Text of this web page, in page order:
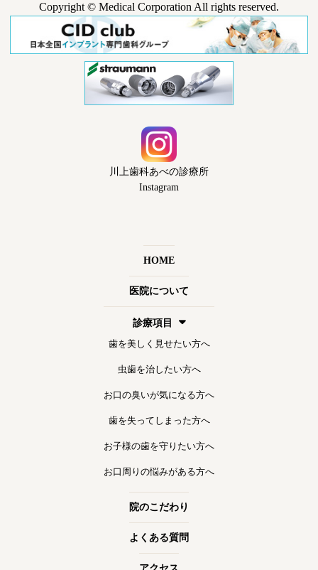
Copyright © Medical Corporation All rights reserved.
川上歯科あべの診療所
Instagram
HOME
医院について
診療項目
歯を美しく見せたい方へ
虫歯を治したい方へ
お口の臭いが気になる方へ
歯を失ってしまった方へ
お子様の歯を守りたい方へ
お口周りの悩みがある方へ
院のこだわり
よくある質問